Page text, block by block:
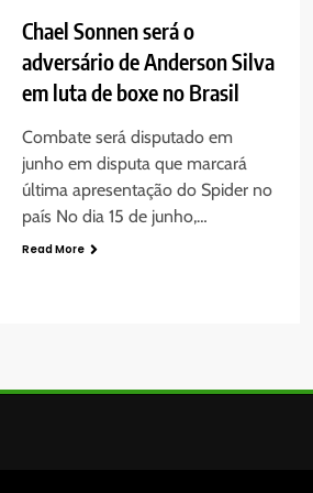
Chael Sonnen será o
adversário de Anderson Silva
em luta de boxe no Brasil
Combate será disputado em
junho em disputa que marcará
última apresentação do Spider no
país No dia 15 de junho,…
Read More